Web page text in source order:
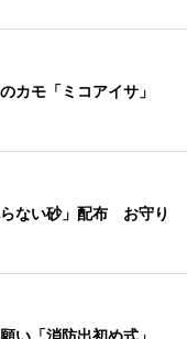
カモ「ミコアイサ」
ない砂」配布 お守り